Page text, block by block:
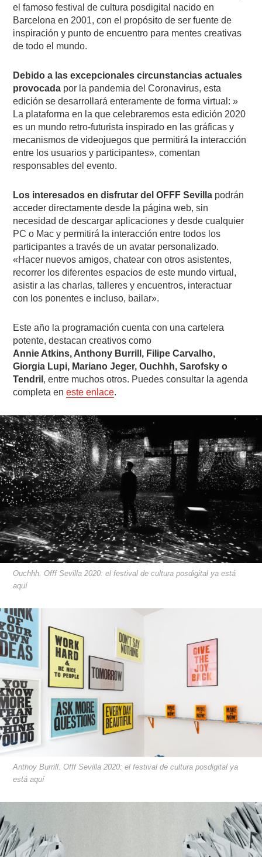
el famoso festival de cultura posdigital nacido en
Barcelona en 2001, con el propósito de ser fuente de
inspiración y punto de encuentro para mentes creativas
de todo el mundo.
Debido a las excepcionales circunstancias actuales
provocada por la pandemia del Coronavirus, esta
edición se desarrollará enteramente de forma virtual: »
La plataforma en la que celebraremos esta edición 2020
es un mundo retro-futurista inspirado en las gráficas y
mecanismos de videojuegos que permitirá la interacción
entre los usuarios y participantes», comentan
responsables del evento.
Los interesados en disfrutar del OFFF Sevilla podrán
acceder directamente desde la página web, sin
necesidad de descargar aplicaciones y desde cualquier
PC o Mac y permitirá la interacción entre todos los
participantes a través de un avatar personalizado.
«Hacer nuevos amigos, chatear con otros asistentes,
recorrer los diferentes espacios de este mundo virtual,
asistir a las charlas, talleres y encuentros, interactuar
con los ponentes e incluso, bailar».
Este año la programación cuenta con una cartelera
potente, destacan creativos como
Annie Atkins, Anthony Burrill, Filipe Carvalho,
Giorgia Lupi, Mariano Jeger, Ouchhh, Sarofsky o
Tendril , entre muchos otros. Puedes consultar la agenda
completa eneste enlace.
Ouchhh. Offf Sevilla 2020: el festival de cultura posdigital ya está
aquí
Anthoy Burrill. Offf Sevilla 2020: el festival de cultura posdigital ya
está aquí